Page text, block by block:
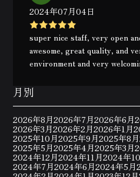
2024年07月04日
super nice staff, very open
awesome, great quality, and
environment and very
月別
2026年8月2026年7月2026年6月
2026年3月2026年2月2026年1月
2025年10月2025年9月2025年8月
2025年5月2025年4月2025年3月
2024年12月2024年11月2024年
2024年7月2024年6月2024年5月